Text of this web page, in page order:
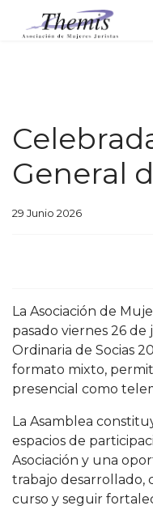
General
29 Junio 2026
La Asociación de
pasado viernes 26 de
Ordinaria de Socias
formato mixto,
presencial como
La Asamblea
espacios de
Asociación y una
trabajo desarrollado,
curso y seguir